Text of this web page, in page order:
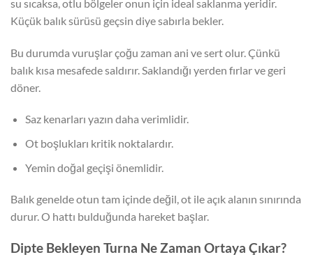
su sıcaksa, otlu bölgeler onun için ideal saklanma yeridir.
Küçük balık sürüsü geçsin diye sabırla bekler.
Bu durumda vuruşlar çoğu zaman ani ve sert olur. Çünkü
balık kısa mesafede saldırır. Saklandığı yerden fırlar ve geri
döner.
Saz kenarları yazın daha verimlidir.
Ot boşlukları kritik noktalardır.
Yemin doğal geçişi önemlidir.
Balık genelde otun tam içinde değil, ot ile açık alanın sınırında
durur. O hattı bulduğunda hareket başlar.
Dipte Bekleyen Turna Ne Zaman Ortaya Çıkar?